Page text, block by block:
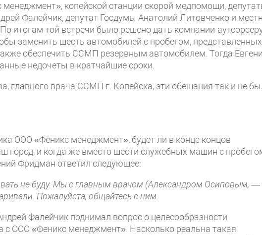
копейской станции скорой медпомощи,
Фалейчик, депутат Госдумы Анатолий Литовченко и
итогам той встречи было решено дать компании-
заменить шесть автомобилей с пробегом,
обеспечить ССМП резервным автомобилем. Тогда
недочеты в кратчайшие сроки.
главного врача ССМП г. Копейска, эти обещания так и не
ООО «Феникс менеджмент», будет ли в конце концов
город, и когда же вместо шести служебных машин с
Фридман ответил следующее:
не буду. Мы с главным врачом (Александром Осиповым, —
Пожалуйста, общайтесь с ним.
Фалейчик поднимал вопрос о целесообразности
с ООО «Феникс менеджмент». Насколько реальна такая